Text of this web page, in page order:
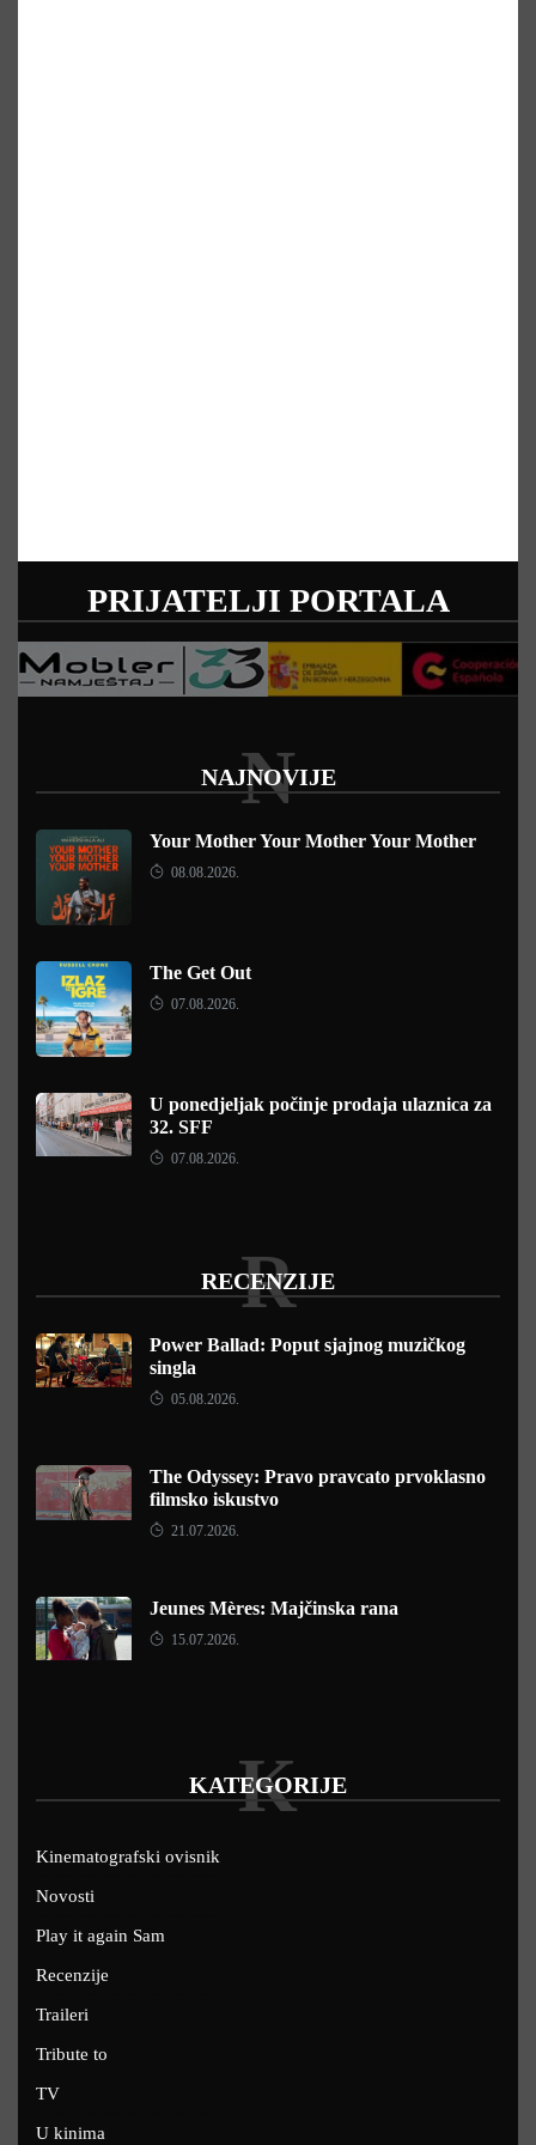
PRIJATELJI PORTALA
NAJNOVIJE
N
Your Mother Your Mother Your Mother
08.08.2026.
The Get Out
07.08.2026.
U ponedjeljak počinje prodaja ulaznica za
32. SFF
07.08.2026.
RECENZIJE
R
Power Ballad: Poput sjajnog muzičkog
singla
05.08.2026.
The Odyssey: Pravo pravcato prvoklasno
filmsko iskustvo
21.07.2026.
Jeunes Mères: Majčinska rana
15.07.2026.
KATEGORIJE
K
Kinematografski ovisnik
Novosti
Play it again Sam
Recenzije
Traileri
Tribute to
TV
U kinima